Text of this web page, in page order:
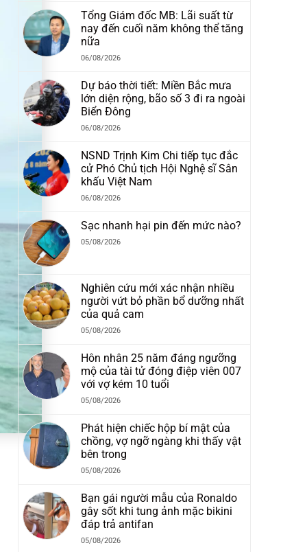
Tổng Giám đốc MB: Lãi suất từ
nay đến cuối năm không thể tăng
nữa
06/08/2026
Dự báo thời tiết: Miền Bắc mưa
lớn diện rộng, bão số 3 đi ra ngoài
Biển Đông
06/08/2026
NSND Trịnh Kim Chi tiếp tục đắc
cử Phó Chủ tịch Hội Nghệ sĩ Sân
khấu Việt Nam
06/08/2026
Sạc nhanh hại pin đến mức nào?
05/08/2026
Nghiên cứu mới xác nhận nhiều
người vứt bỏ phần bổ dưỡng nhất
của quả cam
05/08/2026
Hôn nhân 25 năm đáng ngưỡng
mộ của tài tử đóng điệp viên 007
với vợ kém 10 tuổi
05/08/2026
Phát hiện chiếc hộp bí mật của
chồng, vợ ngỡ ngàng khi thấy vật
bên trong
05/08/2026
Bạn gái người mẫu của Ronaldo
gây sốt khi tung ảnh mặc bikini
đáp trả antifan
05/08/2026